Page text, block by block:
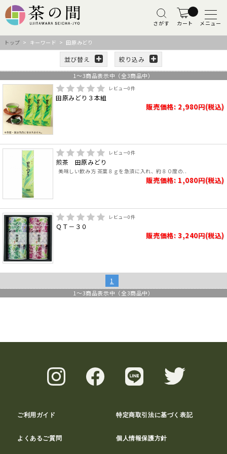
さがす カート メニュー
トップ > キーワード > 田原みどり
並び替え 絞り込み
1 ～3商品表示中（全3商品中）
レビュー0件
田原みどり３本組
販売価格: 2,980円(税込)
レビュー0件
煎茶 田原みどり
美味しい飲み方 茶葉８ｇを急須に入れ、約８０度の..
販売価格: 1,080円(税込)
レビュー0件
ＱＴ－３０
販売価格: 3,240円(税込)
1
1 ～3商品表示中（全3商品中）
ご利用ガイド 特定商取引法に基づく表記
よくあるご質問 個人情報保護方針